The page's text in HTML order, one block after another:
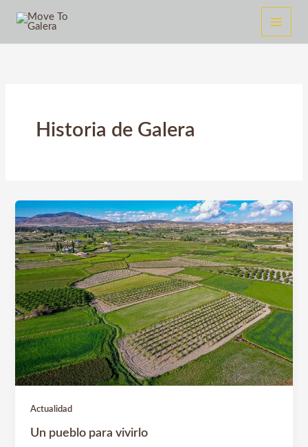
Historia de Galera
Actualidad
Un pueblo para vivirlo